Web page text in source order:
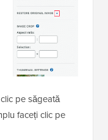
pe săgeată
faceți clic pe